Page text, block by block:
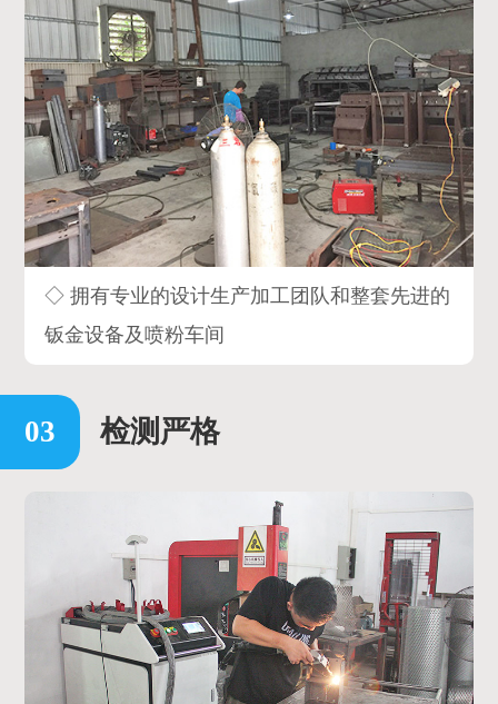
◇ 拥有专业的设计生产加工团队和整套先进的
钣金设备及喷粉车间
检测严格